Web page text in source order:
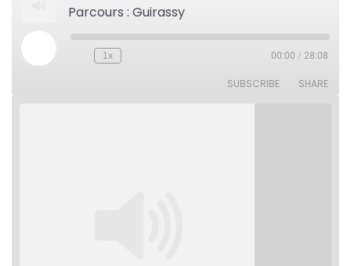
Parcours : Guirassy
Play
Episode
Rewind
1x 00:00 / 28:08
SUBSCRIBE SHARE